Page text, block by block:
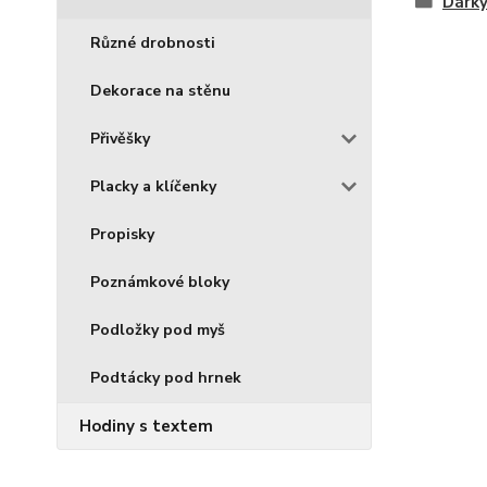
Různé drobnosti
Dekorace na stěnu
Přivěšky
Placky a klíčenky
Propisky
Poznámkové bloky
Podložky pod myš
Podtácky pod hrnek
Hodiny s textem